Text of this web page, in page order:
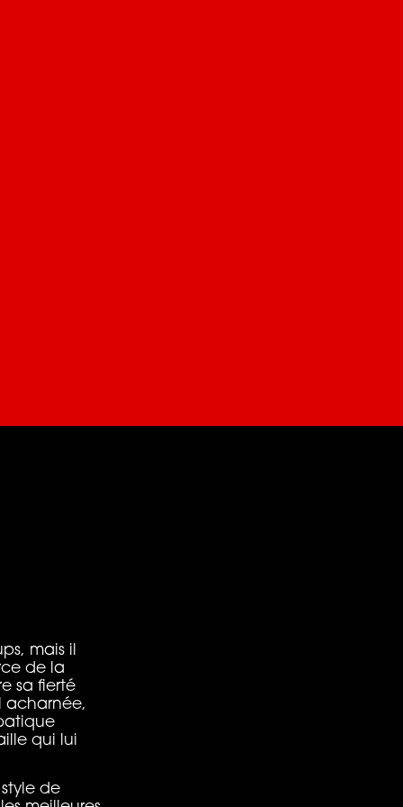
mais il
de la
sa fierté
acharnée,
qui lui
de